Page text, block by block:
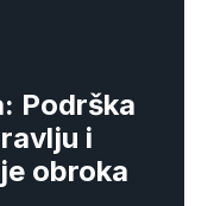
Podrška
i
obroka